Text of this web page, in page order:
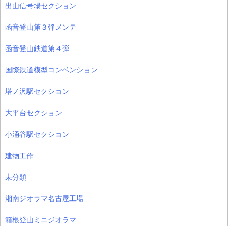
出山信号場セクション
函音登山第３弾メンテ
函音登山鉄道第４弾
国際鉄道模型コンベンション
塔ノ沢駅セクション
大平台セクション
小涌谷駅セクション
建物工作
未分類
湘南ジオラマ名古屋工場
箱根登山ミニジオラマ